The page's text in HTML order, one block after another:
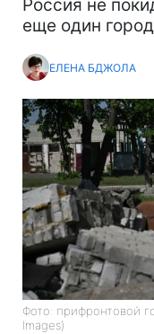
Россия не
еще один
ЕЛЕНА БДЖОЛА
Фото: прифронтовой
Images)